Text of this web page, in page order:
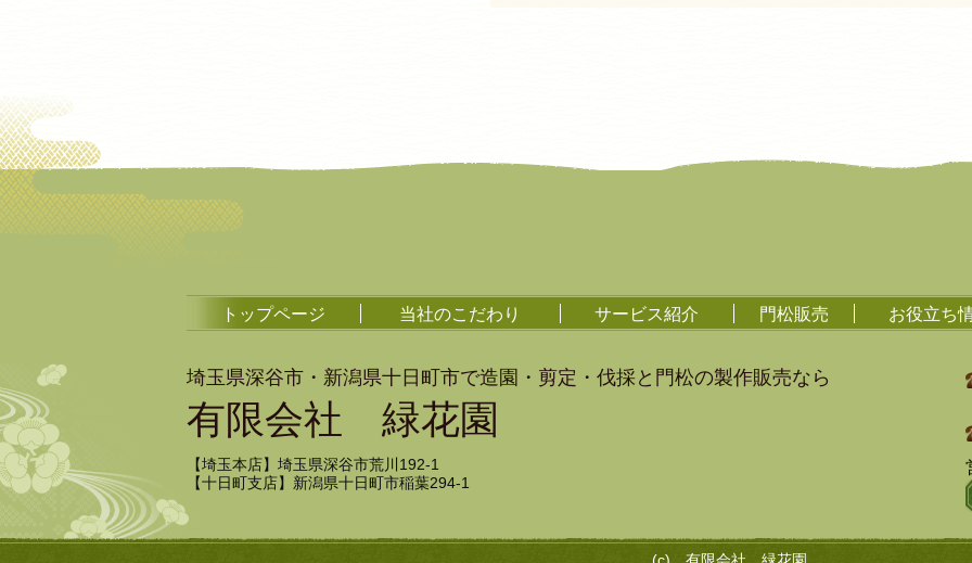
トップページ 当社のこだわり サービス紹介 門松販売 お役立ち
埼玉県深谷市・新潟県十日町市で造園・剪定・伐採と門松の製作販売なら
有限会社 緑花園
【埼玉本店】埼玉県深谷市荒川192-1
【十日町支店】新潟県十日町市稲葉294-1